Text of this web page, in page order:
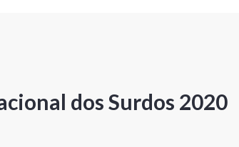
dos Surdos 2020